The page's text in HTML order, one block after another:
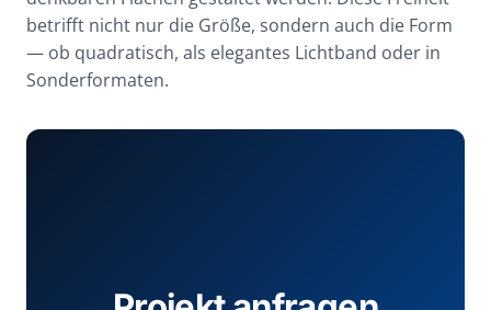
betrifft nicht nur die Größe, sondern auch die Form
— ob quadratisch, als elegantes Lichtband oder in
Sonderformaten.